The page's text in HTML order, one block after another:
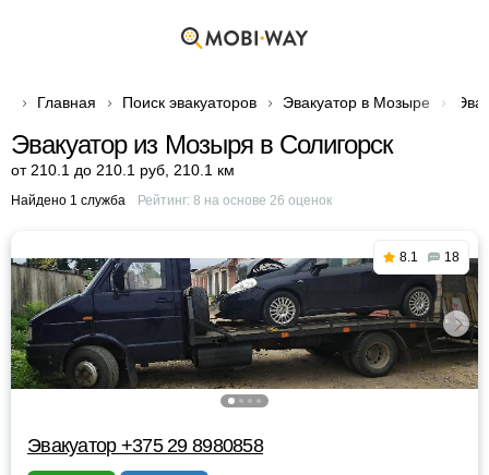
Главная Поиск эвакуаторов Эвакуатор в Мозыре
Эвакуатор из Мозыря в Солигорск
от 210.1 до 210.1 руб 210.1 км
Найдено 1 служба Рейтинг: 8 на основе 26 оценок
8.1 18
Эвакуатор +375 29 8980858